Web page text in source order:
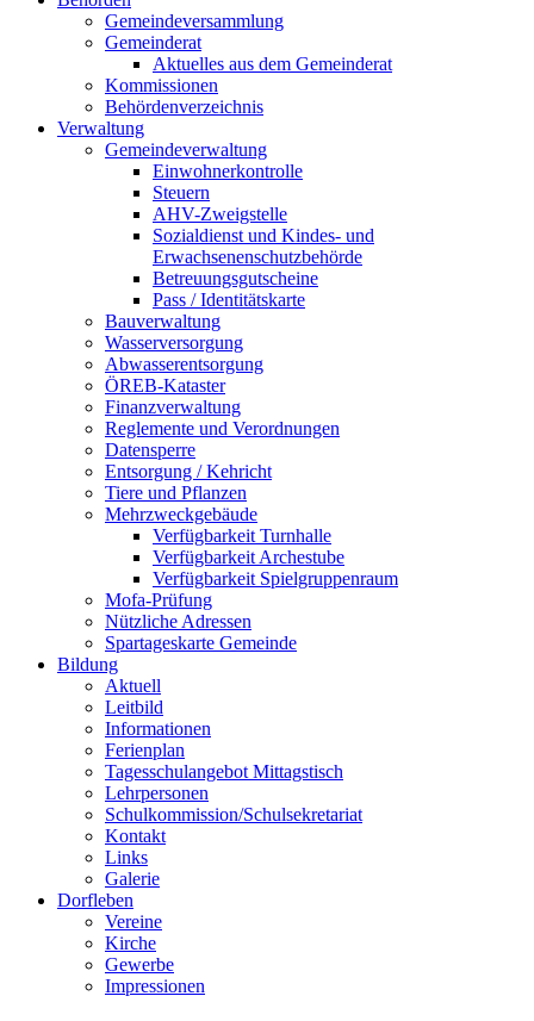
Gemeindeversammlung
Gemeinderat
Aktuelles aus dem Gemeinderat
Kommissionen
Behördenverzeichnis
Verwaltung
Gemeindeverwaltung
Einwohnerkontrolle
Steuern
AHV-Zweigstelle
Sozialdienst und Kindes- und
Erwachsenenschutzbehörde
Betreuungsgutscheine
Pass / Identitätskarte
Bauverwaltung
Wasserversorgung
Abwasserentsorgung
ÖREB-Kataster
Finanzverwaltung
Reglemente und Verordnungen
Datensperre
Entsorgung / Kehricht
Tiere und Pflanzen
Mehrzweckgebäude
Verfügbarkeit Turnhalle
Verfügbarkeit Archestube
Verfügbarkeit Spielgruppenraum
Mofa-Prüfung
Nützliche Adressen
Spartageskarte Gemeinde
Bildung
Aktuell
Leitbild
Informationen
Ferienplan
Tagesschulangebot Mittagstisch
Lehrpersonen
Schulkommission/Schulsekretariat
Kontakt
Links
Galerie
Dorfleben
Vereine
Kirche
Gewerbe
Impressionen